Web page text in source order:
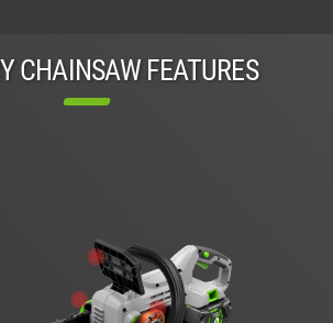
CHAINSAW FEATURES